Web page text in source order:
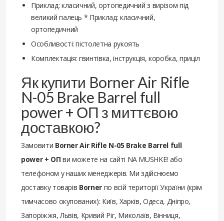
Приклад: класичний, ортопедичний з вирізом під
великий палець * Приклад: класичний,
ортопедичний
Особливості: пістолетна рукоять
Комплектація: гвинтівка, інструкція, коробка, приціл
Як купити Borner Air Rifle
N-05 Brake Barrel full
power + ОП з миттєвою
доставкою?
Замовити Borner Air Rifle N-05 Brake Barrel full
power + ОП ви можете на сайті NA MUSHKE! або
телефоном у наших менеджерів. Ми здійснюємо
доставку товарів Borner по всій території України (крім
тимчасово окупованих): Київ, Харків, Одеса, Дніпро,
Запоріжжя, Львів, Кривий Ріг, Миколаїв, Вінниця,